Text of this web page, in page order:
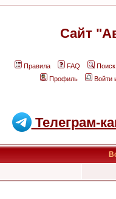
Сайт
Правила FAQ
Поиск
Профиль
Войти
Телеграм-